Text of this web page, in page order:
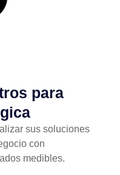
para
sus soluciones
con
medibles.